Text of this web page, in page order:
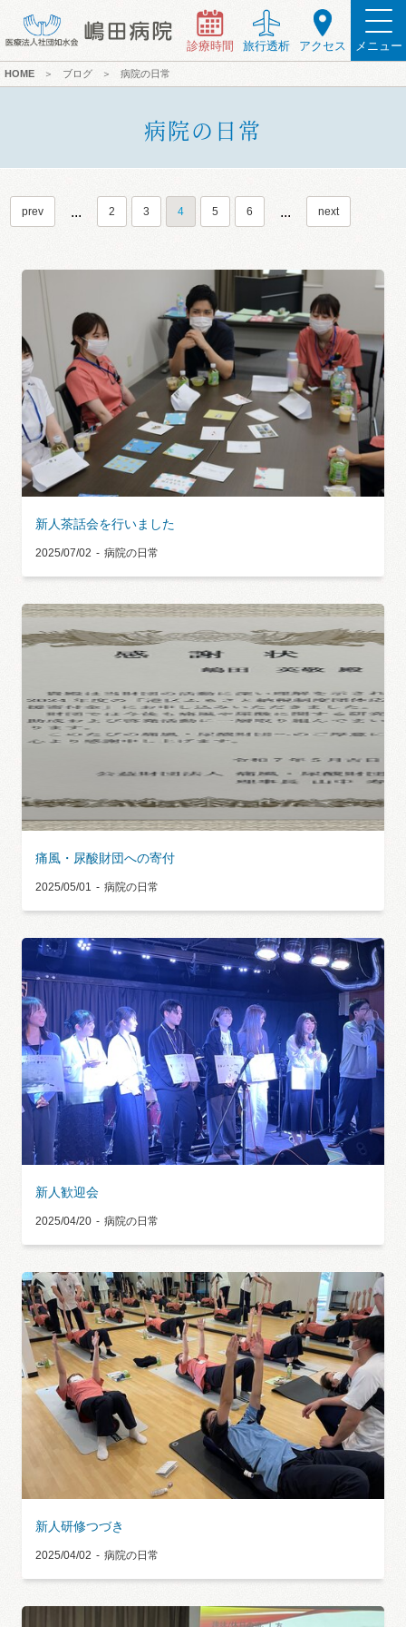
診療時間 旅行透析 アクセス メニュー
HOME ＞ ブログ ＞ 病院の日常
病院の日常
prev ... 2 3 4 5 6 ... next
新人茶話会を行いました
2025/07/02 病院の日常
痛風・尿酸財団への寄付
2025/05/01 病院の日常
新人歓迎会
2025/04/20 病院の日常
新人研修つづき
2025/04/02 病院の日常